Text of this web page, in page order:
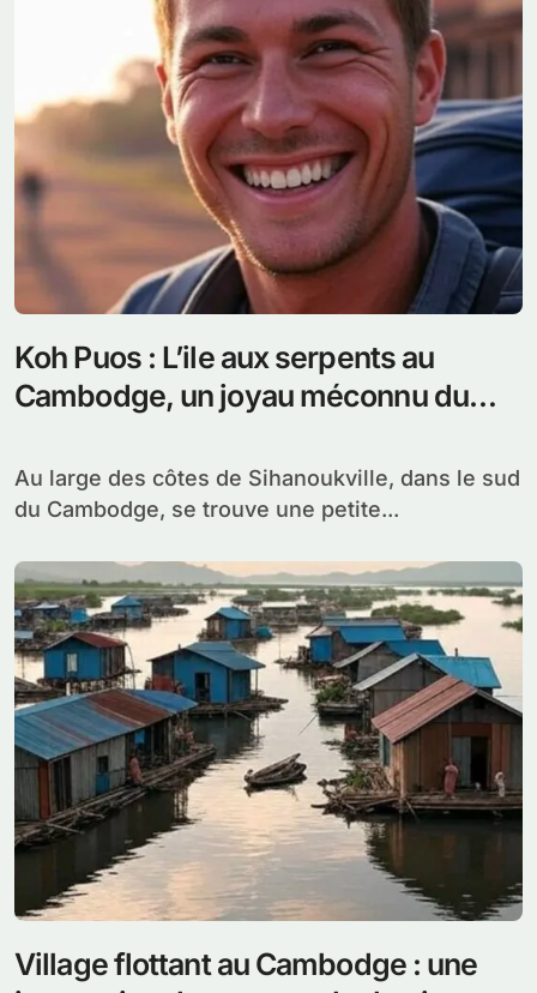
Koh Puos : L’ile aux serpents au
Cambodge, un joyau méconnu du
Au large des côtes de Sihanoukville, dans le sud
du Cambodge, se trouve une petite...
Village flottant au Cambodge : une